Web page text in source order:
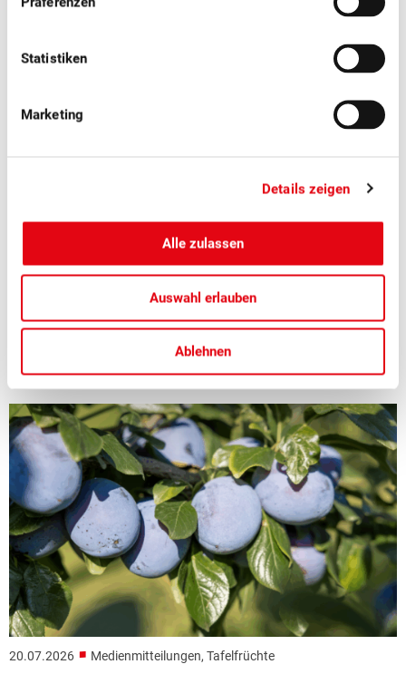
Statistiken
Marketing
Details zeigen
Alle zulassen
Auswahl erlauben
Ablehnen
Schweizer Zwetschgen: Der
zwetschgenblaue Genuss hat wieder
Saftig und aromatisch: Jetzt haben Schweizer Zwetschgen
Hochsaison.
20.07.2026 ■ Medienmitteilungen, Tafelfrüchte